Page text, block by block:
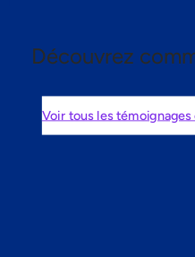
Découvrez
Voir tous les